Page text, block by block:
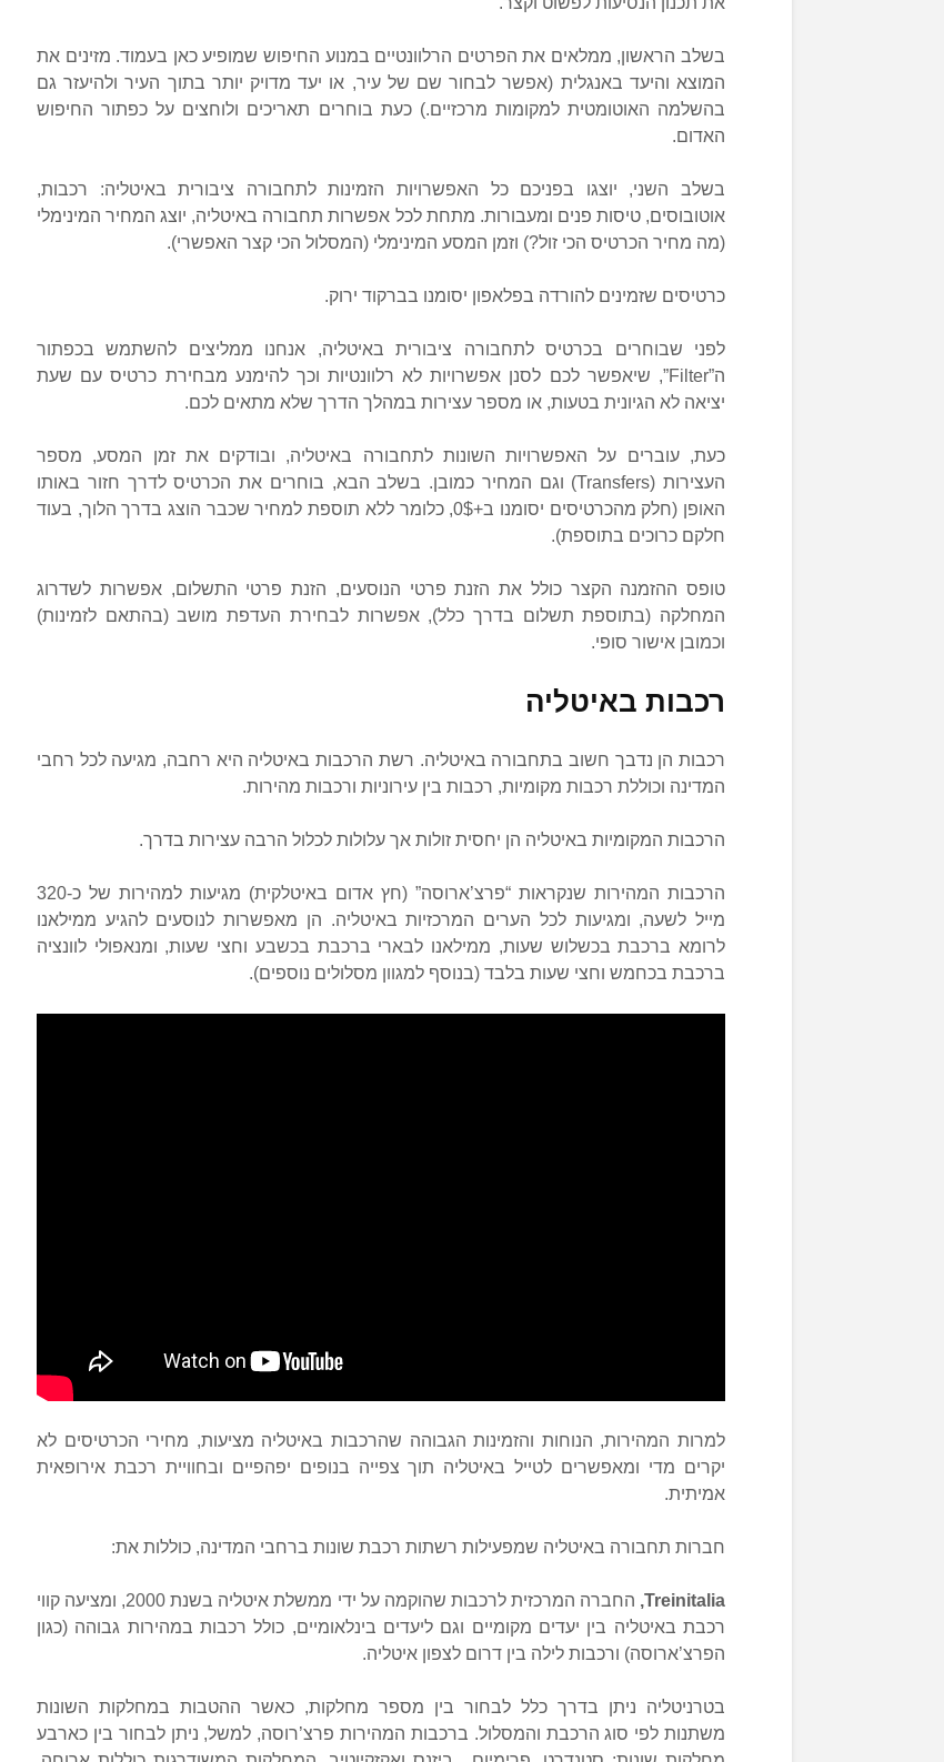
בשלב הראשון, ממלאים את הפרטים הרלוונטיים במנוע החיפוש שמופיע כאן בעמוד. מזינים את
המוצא והיעד באנגלית (אפשר לבחור שם של עיר, או יעד מדויק יותר בתוך העיר ולהיעזר גם
בהשלמה האוטומטית למקומות מרכזיים.) כעת בוחרים תאריכים ולוחצים על כפתור החיפוש
האדום.
בשלב השני, יוצגו בפניכם כל האפשרויות הזמינות לתחבורה ציבורית באיטליה: רכבות,
אוטובוסים, טיסות פנים ומעבורות. מתחת לכל אפשרות תחבורה באיטליה, יוצג המחיר המינימלי
(מה מחיר הכרטיס הכי זול?) וזמן המסע המינימלי (המסלול הכי קצר האפשרי).
כרטיסים שזמינים להורדה בפלאפון יסומנו בברקוד ירוק.
לפני שבוחרים בכרטיס לתחבורה ציבורית באיטליה, אנחנו ממליצים להשתמש בכפתור
ה”Filter”, שיאפשר לכם לסנן אפשרויות לא רלוונטיות וכך להימנע מבחירת כרטיס עם שעת
יציאה לא הגיונית בטעות, או מספר עצירות במהלך הדרך שלא מתאים לכם.
כעת, עוברים על האפשרויות השונות לתחבורה באיטליה, ובודקים את זמן המסע, מספר
העצירות (Transfers) וגם המחיר כמובן. בשלב הבא, בוחרים את הכרטיס לדרך חזור באותו
האופן (חלק מהכרטיסים יסומנו ב+0$, כלומר ללא תוספת למחיר שכבר הוצג בדרך הלוך, בעוד
חלקם כרוכים בתוספת).
טופס ההזמנה הקצר כולל את הזנת פרטי הנוסעים, הזנת פרטי התשלום, אפשרות לשדרוג
המחלקה (בתוספת תשלום בדרך כלל), אפשרות לבחירת העדפת מושב (בהתאם לזמינות)
וכמובן אישור סופי.
רכבות באיטליה
רכבות הן נדבך חשוב בתחבורה באיטליה. רשת הרכבות באיטליה היא רחבה, מגיעה לכל רחבי
המדינה וכוללת רכבות מקומיות, רכבות בין עירוניות ורכבות מהירות.
הרכבות המקומיות באיטליה הן יחסית זולות אך עלולות לכלול הרבה עצירות בדרך.
הרכבות המהירות שנקראות “פרצ’ארוסה” (חץ אדום באיטלקית) מגיעות למהירות של כ-320
מייל לשעה, ומגיעות לכל הערים המרכזיות באיטליה. הן מאפשרות לנוסעים להגיע ממילאנו
לרומא ברכבת בכשלוש שעות, ממילאנו לבארי ברכבת בכשבע וחצי שעות, ומנאפולי לוונציה
ברכבת בכחמש וחצי שעות בלבד (בנוסף למגוון מסלולים נוספים).
למרות המהירות, הנוחות והזמינות הגבוהה שהרכבות באיטליה מציעות, מחירי הכרטיסים לא
יקרים מדי ומאפשרים לטייל באיטליה תוך צפייה בנופים יפהפיים ובחוויית רכבת אירופאית
אמיתית.
חברות תחבורה באיטליה שמפעילות רשתות רכבת שונות ברחבי המדינה, כוללות את:
Treinitalia,
החברה המרכזית לרכבות שהוקמה על ידי ממשלת איטליה בשנת 2000, ומציעה קווי
רכבת באיטליה בין יעדים מקומיים וגם ליעדים בינלאומיים, כולל רכבות במהירות גבוהה (כגון
הפרצ’ארוסה) ורכבות לילה בין דרום לצפון איטליה.
בטרניטליה ניתן בדרך כלל לבחור בין מספר מחלקות, כאשר ההטבות במחלקות השונות
משתנות לפי סוג הרכבת והמסלול. ברכבות המהירות פרצ’רוסה, למשל, ניתן לבחור בין כארבע